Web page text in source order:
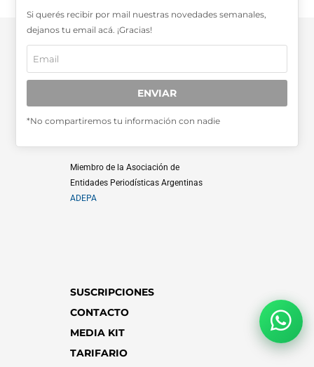
OTRAS PUBLICACIONES >>
Miembro de la Asociación de
Entidades Periodísticas Argentinas
ADEPA
SUSCRIPCIONES
CONTACTO
MEDIA KIT
TARIFARIO
Si querés recibir por mail nuestras novedades semanales,
dejanos tu email acá. ¡Gracias!
ENVIAR
*No compartiremos tu información con nadie